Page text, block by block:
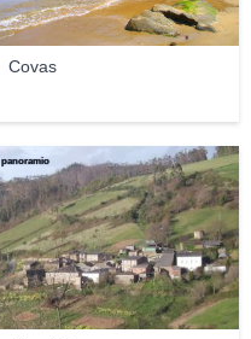
Covas
panoramio